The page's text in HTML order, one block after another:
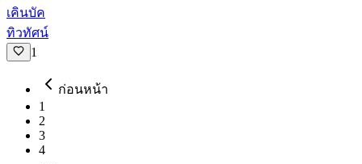
เคินบัค
ทิวทัศน์
1
ก่อนหน้า
1
2
3
4